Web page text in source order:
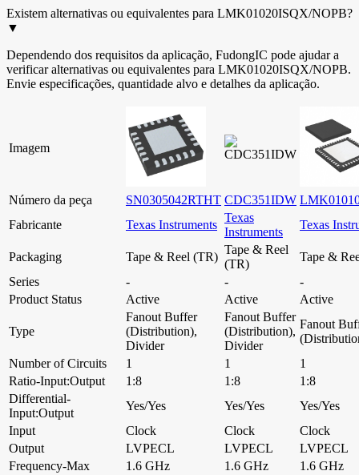
Existem alternativas ou equivalentes para LMK01020ISQX/NOPB?
▼
Dependendo dos requisitos da aplicação, FudongIC pode ajudar a
verificar alternativas ou equivalentes para LMK01020ISQX/NOPB.
Envie especificações, quantidade alvo e detalhes da aplicação.
Imagem
Número da peça SN0305042RTHT CDC351IDW
Fabricante
Texas Instruments
Texas
Instruments
Texas
Packaging Tape & Reel (TR)
Tape & Reel
(TR)
Tape &
Series
- -
-
Product Status
Active Active Active
Type
Fanout Buffer
(Distribution),
Divider
Fanout Buffer
(Distribution),
Divider
Fanout
Number of Circuits
1 1
1
Ratio-Input:Output
1:8 1:8
1:8
Differential-
Input:Output
Yes/Yes Yes/Yes
Yes/Yes
Input
Clock Clock
Clock
Output
LVPECL LVPECL
LVPECL
Frequency-Max
1.6 GHz 1.6 GHz
1.6 GHz